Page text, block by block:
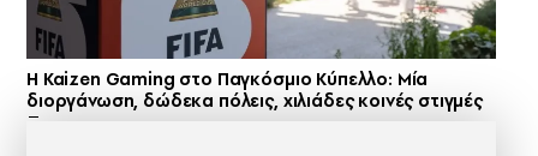
H Kaizen Gaming στο Παγκόσμιο Kύπελλο: Μία
διοργάνωση, δώδεκα πόλεις, χιλιάδες κοινές στιγμές